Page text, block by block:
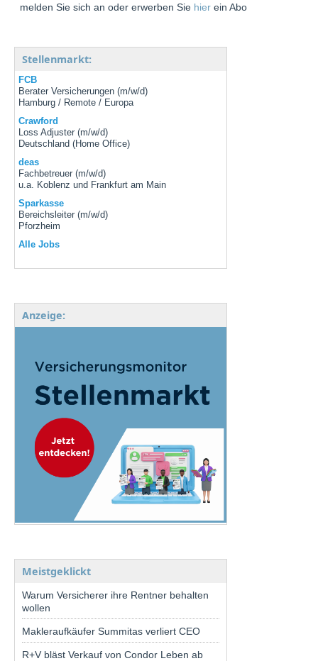
melden Sie sich an oder erwerben Sie hier ein Abo
Stellenmarkt:
FCB
Berater Versicherungen (m/w/d)
Hamburg / Remote / Europa
Crawford
Loss Adjuster (m/w/d)
Deutschland (Home Office)
deas
Fachbetreuer (m/w/d)
u.a. Koblenz und Frankfurt am Main
Sparkasse
Bereichsleiter (m/w/d)
Pforzheim
Alle Jobs
Anzeige:
Meistgeklickt
Warum Versicherer ihre Rentner behalten
wollen
Makleraufkäufer Summitas verliert CEO
R+V bläst Verkauf von Condor Leben ab